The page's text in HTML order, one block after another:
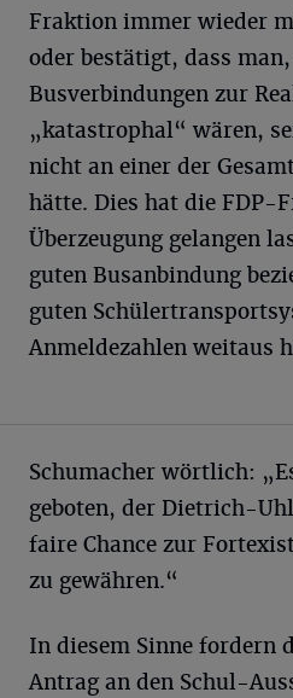
Fraktion immer wieder
oder bestätigt, dass
Busverbindungen zur
„katastrophal“ wären,
nicht an einer der
hätte. Dies hat die FDP-
Überzeugung gelangen
guten Busanbindung
guten
Anmeldezahlen weitaus
Schumacher wörtlich:
geboten, der Dietrich-
faire Chance zur
zu gewähren.“
In diesem Sinne fordern
Antrag an den Schul-